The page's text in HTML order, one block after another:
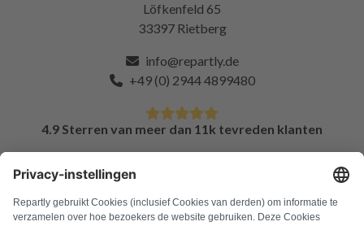
Löfkenfeld 65
33397 Rietberg
info@repartly.de
+49 (0) 2944 4899480
4.9 Sterren van meer dan 11k tevreden klanten